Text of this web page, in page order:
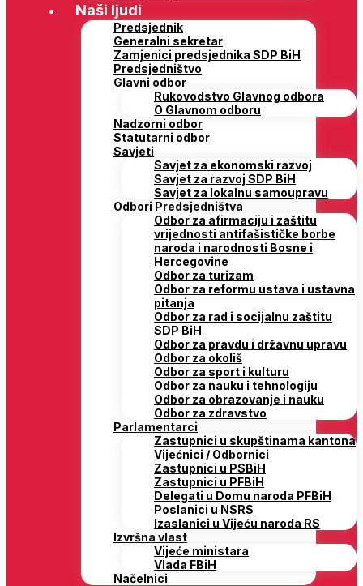
Naši ljudi
Predsjednik
Generalni sekretar
Zamjenici predsjednika SDP BiH
Predsjedništvo
Glavni odbor
Rukovodstvo Glavnog odbora
O Glavnom odboru
Nadzorni odbor
Statutarni odbor
Savjeti
Savjet za ekonomski razvoj
Savjet za razvoj SDP BiH
Savjet za lokalnu samoupravu
Odbori Predsjedništva
Odbor za afirmaciju i zaštitu
vrijednosti antifašističke borbe
naroda i narodnosti Bosne i
Hercegovine
Odbor za turizam
Odbor za reformu ustava i ustavna
pitanja
Odbor za rad i socijalnu zaštitu
SDP BiH
Odbor za pravdu i državnu upravu
Odbor za okoliš
Odbor za sport i kulturu
Odbor za nauku i tehnologiju
Odbor za obrazovanje i nauku
Odbor za zdravstvo
Parlamentarci
Zastupnici u skupštinama kantona
Vijećnici / Odbornici
Zastupnici u PSBiH
Zastupnici u PFBiH
Delegati u Domu naroda PFBiH
Poslanici u NSRS
Izaslanici u Vijeću naroda RS
Izvršna vlast
Vijeće ministara
Vlada FBiH
Načelnici